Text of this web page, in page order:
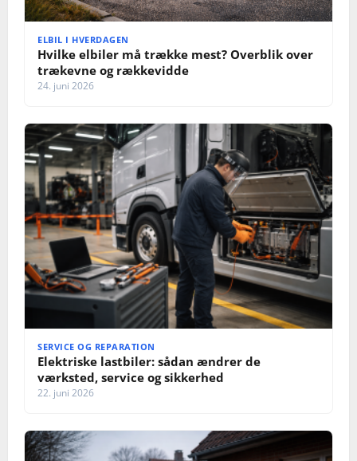
ELBIL I HVERDAGEN
Hvilke elbiler må trække mest? Overblik over
trækevne og rækkevidde
24. juni 2026
SERVICE OG REPARATION
Elektriske lastbiler: sådan ændrer de
værksted, service og sikkerhed
22. juni 2026